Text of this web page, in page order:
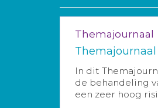
Themajournaal
Themajournaal
In dit
de behandeling
een zeer hoog